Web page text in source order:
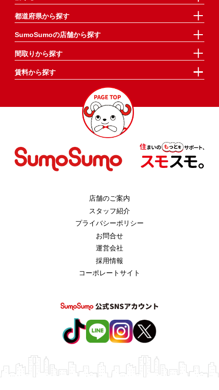
都道府県から探す
SumoSumoの店舗から探す
間取りから探す
賃料から探す
店舗のご案内
スタッフ紹介
プライバシーポリシー
お問合せ
運営会社
採用情報
コーポレートサイト